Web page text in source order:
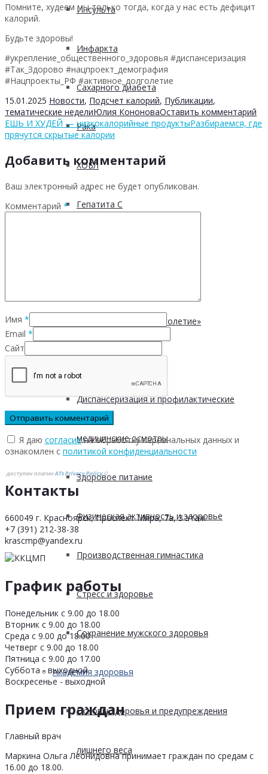
Инсульта
Инфаркта
Сахарного диабета
Рака
ХОБЛ
Гепатита С
Клуб «Сибирское долголетие»
Здоровый образ жизни
Диспансеризация и профилактические
медицинские осмотры
Здоровое питание
Физическая активность и здоровье
Производственная гимнастика
Стресс и здоровье
Сохранение мужского здоровья
Академия здоровья
Основы здоровья и предупреждения
лишнего веса
Помните, худеем мы только тогда, когда у нас есть дефицит
калорий.
Будьте здоровы!
#укрепление_общественного_здоровья #диспансеризация
#Так_Здорово #нацпроект_демография
#Нацпроекты_РФ #активное_долголетие
15.01.2025 Новости, Подсчет калорий, Публикации,
тематические неделиЮлия КононоваОставить комментарий
ЕШЬ И ХУДЕЙ — низкокалорийные продуктыРазбираемся, где
прячутся скрытые калории
Добавить комментарий
Ваш электронный адрес не будет опубликован.
Комментарий *
Имя *
Email *
Сайт
Я даю согласиена обработку персональных данных и
ознакомлен с политикой конфиденциальности
доступен плагинATs Privacy Policy©
Контакты
660049 г. Красноярск, Проспект Мира, 7а, 3 этаж
+7 (391) 212-38-38
krascmp@yandex.ru
График работы
Понедельник с 9.00 до 18.00
Вторник с 9.00 до 18.00
Среда с 9.00 до 18.00
Четверг с 9.00 до 18.00
Пятница с 9.00 до 17.00
Суббота - выходной
Воскресенье - выходной
Прием граждан
Главный врач
Маркина Ольга Леонидовна принимает граждан по средам с
16.00 до 18.00.